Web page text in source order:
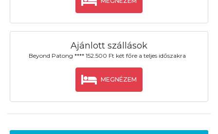
Ajánlott szállások
Beyond Patong **** 152.500 Ft két főre a teljes időszakra
MEGNÉZEM